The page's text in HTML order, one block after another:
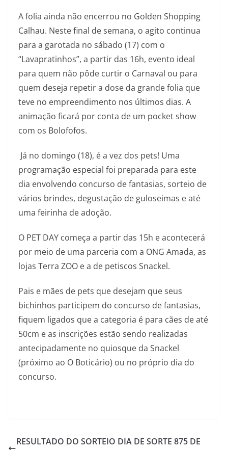
A folia ainda não encerrou no Golden Shopping
Calhau. Neste final de semana, o agito continua
para a garotada no sábado (17) com o
“Lavapratinhos”, a partir das 16h, evento ideal
para quem não pôde curtir o Carnaval ou para
quem deseja repetir a dose da grande folia que
teve no empreendimento nos últimos dias. A
animação ficará por conta de um pocket show
com os Bolofofos.
Já no domingo (18), é a vez dos pets! Uma
programação especial foi preparada para este
dia envolvendo concurso de fantasias, sorteio de
vários brindes, degustação de guloseimas e até
uma feirinha de adoção.
O PET DAY começa a partir das 15h e acontecerá
por meio de uma parceria com a ONG Amada, as
lojas Terra ZOO e a de petiscos Snackel.
Pais e mães de pets que desejam que seus
bichinhos participem do concurso de fantasias,
fiquem ligados que a categoria é para cães de até
50cm e as inscrições estão sendo realizadas
antecipadamente no quiosque da Snackel
(próximo ao O Boticário) ou no próprio dia do
concurso.
RESULTADO DO SORTEIO DIA DE SORTE 875 DE